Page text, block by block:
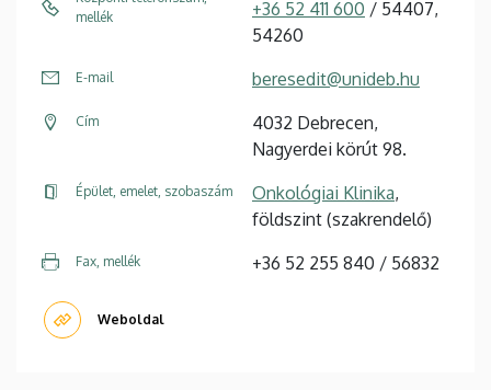
mellék
+36 52 411 600 / 54407,
54260
E-mail beresedit@unideb.hu
Cím
4032 Debrecen,
Nagyerdei körút 98.
Épület, emelet, szobaszám Onkológiai Klinika,
földszint (szakrendelő)
Fax, mellék +36 52 255 840 / 56832
Weboldal